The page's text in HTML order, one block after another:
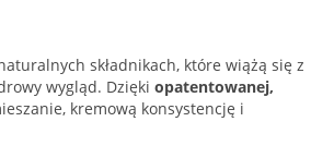
składnikach, które wiążą się z
wygląd. Dzięki opatentowanej,
kremową konsystencję i